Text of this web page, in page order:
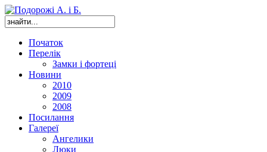
Початок
Перелік
Замки і фортеці
Новини
2010
2009
2008
Посилання
Галереї
Ангелики
Люки